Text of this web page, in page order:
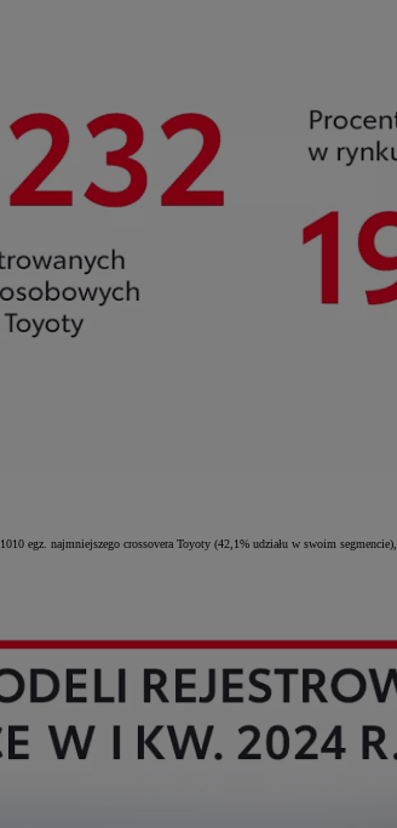
egz. najmniejszego crossovera Toyoty (42,1% udziału w swoim segmencie),